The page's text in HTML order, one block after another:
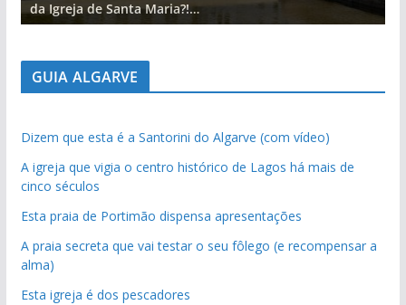
da Igreja de Santa Maria?!…
GUIA ALGARVE
Dizem que esta é a Santorini do Algarve (com vídeo)
A igreja que vigia o centro histórico de Lagos há mais de
cinco séculos
Esta praia de Portimão dispensa apresentações
A praia secreta que vai testar o seu fôlego (e recompensar a
alma)
Esta igreja é dos pescadores